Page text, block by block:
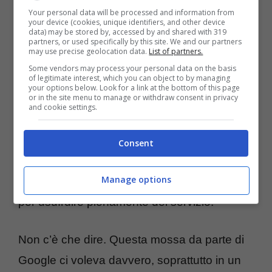
poiché queste informazioni sono aggiornate
giornalmente. Inoltre, non si potrà passare
allavista satellitaree non si potrà scegliere
di evidenziare le direzioni dei trasporti
pubblici. Nonostante ciò, questo è davvero
un ottimo upgrade del servizio e non
vediamo l’ora che arrivi anche da noi in Italia.
Gli utentiiOS, invece dovranno attendere un
paio di settimane dopo la release su Android
per usufruire pienamente del servizio.
Non c’è che dire. Questa mossa da parte di
Google ci voleva davvero, soprattutto in un
Your personal data will be processed and information from
your device (cookies, unique identifiers, and other device
data) may be stored by, accessed by and shared with 319
partners, or used specifically by this site. We and our partners
may use precise geolocation data. List of partners.
Some vendors may process your personal data on the basis
of legitimate interest, which you can object to by managing
your options below. Look for a link at the bottom of this page
or in the site menu to manage or withdraw consent in privacy
and cookie settings.
Consent
Manage options